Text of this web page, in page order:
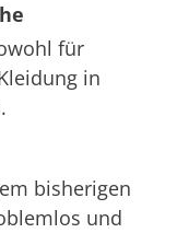
für
in
bisherigen
und